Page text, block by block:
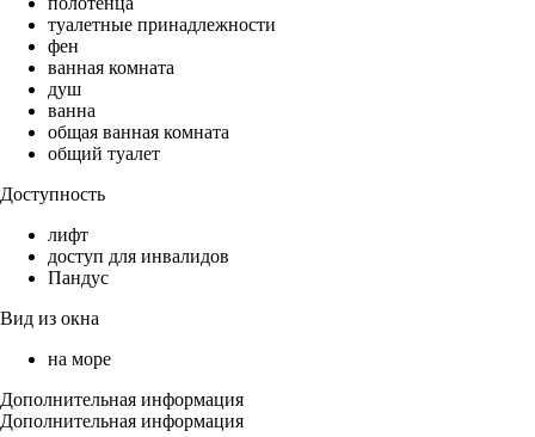
туалетные принадлежности
фен
ванная комната
душ
ванна
общая ванная комната
общий туалет
Доступность
лифт
доступ для инвалидов
Пандус
Вид из окна
на море
Дополнительная информация
Дополнительная информация